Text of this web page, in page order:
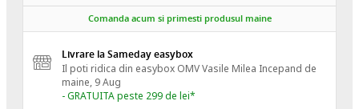
Comanda acum si primesti produsul maine
Livrare la Sameday easybox
Il poti ridica din easybox OMV Vasile Milea Incepand de
maine, 9 Aug
- GRATUITA peste 299 de lei*